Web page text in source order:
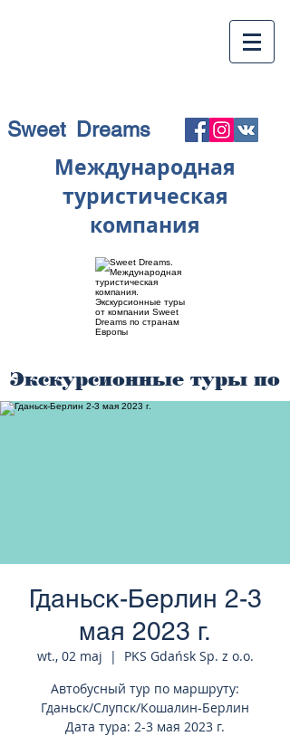
Sweet Dreams
Международная
туристическая
компания
Экскурсионные туры по
странам Европы
Гданьск-Берлин 2-3
мая 2023 г.
wt., 02 maj
  |
PKS Gdańsk Sp. z o.o.
Автобусный тур по маршруту:
Гданьск/Слупск/Кошалин-Берлин
Дата тура: 2-3 мая 2023 г.